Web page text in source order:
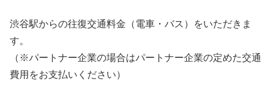
渋谷駅からの往復交通料金（電車・バス）をいただきま
す。
（※パートナー企業の場合はパートナー企業の定めた交通
費用をお支払いください）